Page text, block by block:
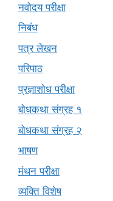
नवोदय परीक्षा
निबंध
पत्र लेखन
परिपाठ
प्रज्ञाशोध परीक्षा
बोधकथा संग्रह १
बोधकथा संग्रह २
भाषण
मंथन परीक्षा
व्यक्ति विशेष